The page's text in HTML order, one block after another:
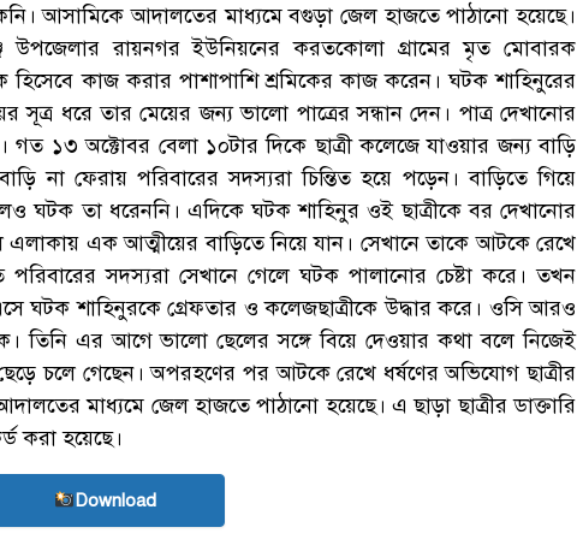
আসামিকে আদালতের মাধ্যমে বগুড়া জেল হাজতে পাঠানো হয়েছে।
উপজেলার রায়নগর ইউনিয়নের করতকোলা গ্রামের মৃত মোবারক
হিসেবে কাজ করার পাশাপাশি শ্রমিকের কাজ করেন। ঘটক শাহিনুরের
সূত্র ধরে তার মেয়ের জন্য ভালো পাত্রের সন্ধান দেন। পাত্র দেখানোর
গত ১৩ অক্টোবর বেলা ১০টার দিকে ছাত্রী কলেজে যাওয়ার জন্য বাড়ি
না ফেরায় পরিবারের সদস্যরা চিন্তিত হয়ে পড়েন। বাড়িতে গিয়ে
ঘটক তা ধরেননি। এদিকে ঘটক শাহিনুর ওই ছাত্রীকে বর দেখানোর
এক আত্মীয়ের বাড়িতে নিয়ে যান। সেখানে তাকে আটকে রেখে
সদস্যরা সেখানে গেলে ঘটক পালানোর চেষ্টা করে। তখন
ঘটক শাহিনুরকে গ্রেফতার ও কলেজছাত্রীকে উদ্ধার করে। ওসি আরও
তিনি এর আগে ভালো ছেলের সঙ্গে বিয়ে দেওয়ার কথা বলে নিজেই
চলে গেছেন। অপরহণের পর আটকে রেখে ধর্ষণের অভিযোগ ছাত্রীর
মাধ্যমে জেল হাজতে পাঠানো হয়েছে। এ ছাড়া ছাত্রীর ডাক্তারি
করা হয়েছে।
Download